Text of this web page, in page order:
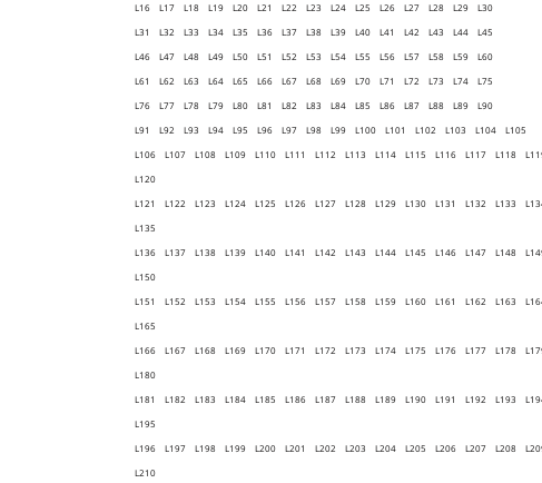
L16 L17 L18 L19 L20 L21 L22 L23 L24 L25 L26 L27 L28 L29 L30
L31 L32 L33 L34 L35 L36 L37 L38 L39 L40 L41 L42 L43 L44 L45
L46 L47 L48 L49 L50 L51 L52 L53 L54 L55 L56 L57 L58 L59 L60
L61 L62 L63 L64 L65 L66 L67 L68 L69 L70 L71 L72 L73 L74 L75
L76 L77 L78 L79 L80 L81 L82 L83 L84 L85 L86 L87 L88 L89 L90
L91 L92 L93 L94 L95 L96 L97 L98 L99 L100 L101 L102 L103 L104 L105
L106 L107 L108 L109 L110 L111 L112 L113 L114 L115 L116 L117 L118
L120
L121 L122 L123 L124 L125 L126 L127 L128 L129 L130 L131 L132 L133
L135
L136 L137 L138 L139 L140 L141 L142 L143 L144 L145 L146 L147 L148
L150
L151 L152 L153 L154 L155 L156 L157 L158 L159 L160 L161 L162 L163
L165
L166 L167 L168 L169 L170 L171 L172 L173 L174 L175 L176 L177 L178
L180
L181 L182 L183 L184 L185 L186 L187 L188 L189 L190 L191 L192 L193
L195
L196 L197 L198 L199 L200 L201 L202 L203 L204 L205 L206 L207 L208
L210